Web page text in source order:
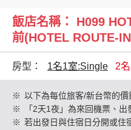
飯店名稱： H099
前(HOTEL ROUTE-
房型： 1名1室:Single 2
※ 以下為每位旅客/新台幣的價
※
「2天1夜」為來回機票、
※ 若出發日與住宿日分開或住